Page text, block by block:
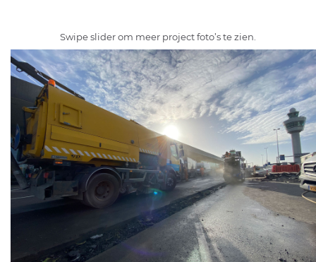
Swipe slider om meer project foto’s te zien.